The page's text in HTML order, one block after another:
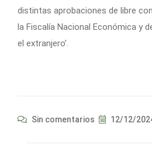
distintas aprobaciones de libre
la Fiscalía Nacional Económica y
el extranjero’.
Sin comentarios 12/12/